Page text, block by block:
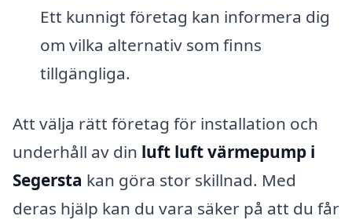
Ett kunnigt företag kan informera dig
om vilka alternativ som finns
tillgängliga.
Att välja rätt företag för installation och
underhåll av din luft luft värmepump i
Segersta kan göra stor skillnad. Med
deras hjälp kan du vara säker på att du får